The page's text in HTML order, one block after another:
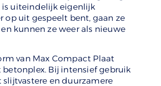
is uiteindelijk eigenlijk
op uit gespeelt bent, gaan ze
kunnen ze weer als nieuwe
van Max Compact Plaat
betonplex. Bij intensief gebruik
en duurzamere